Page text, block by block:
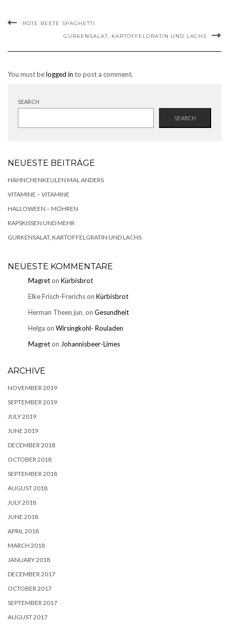
ROTE BEETE SPAGHETTI
GURKENSALAT, KARTOFFELGRATIN UND LACHS
You must belogged in to post a comment.
SEARCH
SEARCH
NEUESTE BEITRÄGE
HÄHNCHENKEULEN MAL ANDERS
VITAMINE – VITAMINE
HALLOWEEN – MÖHREN
RAPSKISSEN UND MEHR
GURKENSALAT, KARTOFFELGRATIN UND LACHS
NEUESTE KOMMENTARE
Magreton Kürbisbrot
Elke Frisch-Frerichson Kürbisbrot
Herman Theen jun. on Gesundheit
Helga on Wirsingkohl- Rouladen
Magreton Johannisbeer-Limes
ARCHIVE
NOVEMBER 2019
SEPTEMBER 2019
JULY 2019
JUNE 2019
DECEMBER 2018
OCTOBER 2018
SEPTEMBER 2018
AUGUST 2018
JULY 2018
JUNE 2018
APRIL 2018
MARCH 2018
JANUARY 2018
DECEMBER 2017
OCTOBER 2017
SEPTEMBER 2017
AUGUST 2017